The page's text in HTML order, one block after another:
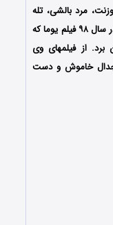
پوزنت، مرد بالشی، تله
موش و خدا حافط مولی را کار گردانی کرد و در سال ۹۸ فیلم یوما که
برد. از فیلمهای وی
جدال خاموش و دست